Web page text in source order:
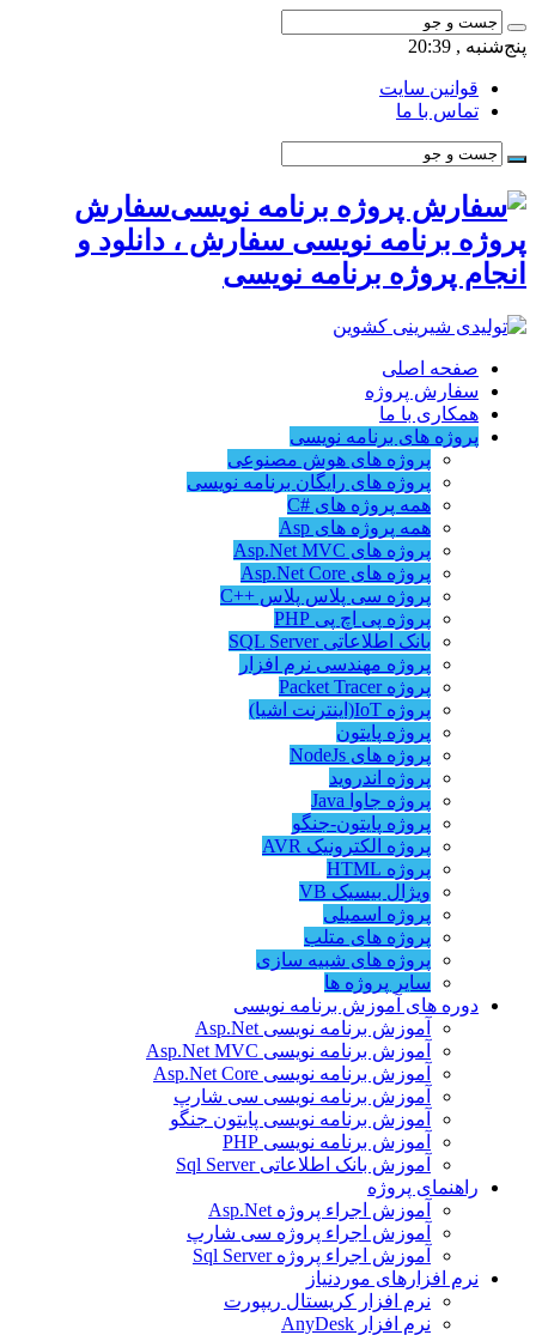
پنج‌شنبه , 20:39
قوانین سایت
تماس با ما
سفارش
پروژه برنامه نویسی سفارش ، دانلود و
انجام پروژه برنامه نویسی
صفحه اصلی
سفارش پروژه
همکاری با ما
پروژه های برنامه نویسی
پروژه های هوش مصنوعی
پروژه های رایگان برنامه نویسی
همه پروژه های #C
همه پروژه های Asp
پروژه های Asp.Net MVC
پروژه های Asp.Net Core
پروژه سی پلاس پلاس ++C
پروژه پی اچ پی PHP
بانک اطلاعاتی SQL Server
پروژه مهندسی نرم افزار
پروژه Packet Tracer
پروژه IoT(اینترنت اشیا)
پروژه پایتون
پروژه های NodeJs
پروژه اندروید
پروژه جاوا Java
پروژه پایتون-جنگو
پروژه الکترونیک AVR
پروژه HTML
ویژال بیسیک VB
پروژه اسمبلی
پروژه های متلب
پروژه های شبیه سازی
سایر پروژه ها
دوره های آموزش برنامه نویسی
آموزش برنامه نویسی Asp.Net
آموزش برنامه نویسی Asp.Net MVC
آموزش برنامه نویسی Asp.Net Core
آموزش برنامه نویسی سی شارپ
آموزش برنامه نویسی پایتون جنگو
آموزش برنامه نویسی PHP
آموزش بانک اطلاعاتی Sql Server
راهنمای پروژه
آموزش اجراء پروژه Asp.Net
آموزش اجراء پروژه سی شارپ
آموزش اجراء پروژه Sql Server
نرم افزارهای موردنیاز
نرم افزار کریستال ریپورت
نرم افزار AnyDesk